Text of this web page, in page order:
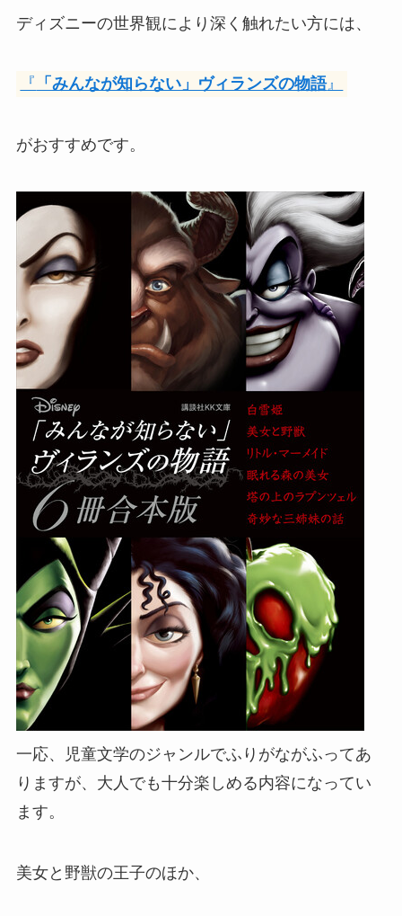
ディズニーの世界観により深く触れたい方には、
『 「みんなが知らない」ヴィランズの物語』
がおすすめです。
一応、児童文学のジャンルでふりがながふってあ
りますが、大人でも十分楽しめる内容になってい
ます。
美女と野獣の王子のほか、